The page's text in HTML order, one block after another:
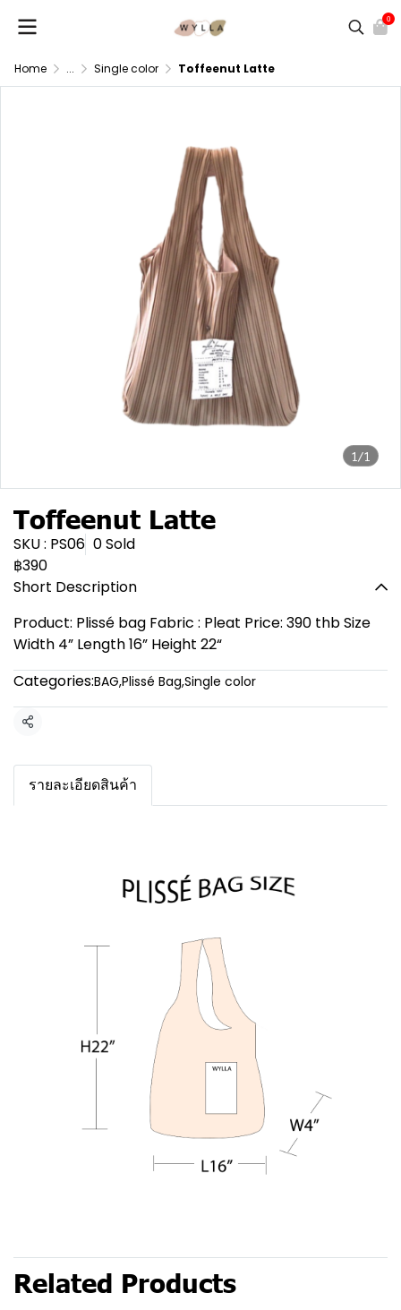
0
Home ... Single color Toffeenut Latte
1/1
Toffeenut Latte
SKU : PS06 0 Sold
฿390
Short Description
Product: Plissé bag Fabric : Pleat Price: 390 thb Size
Width 4” Length 16” Height 22“
Categories:BAG,Plissé Bag,Single color
Share
รายละเอียดสินค้า
Related Products